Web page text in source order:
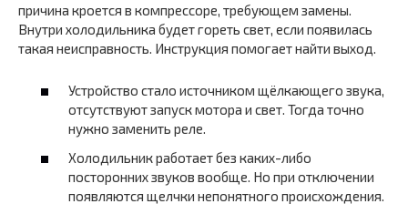
причина кроется в компрессоре, требующем замены.
Внутри холодильника будет гореть свет, если появилась
такая неисправность. Инструкция помогает найти выход.
Устройство стало источником щёлкающего звука,
отсутствуют запуск мотора и свет. Тогда точно
нужно заменить реле.
Холодильник работает без каких-либо
посторонних звуков вообще. Но при отключении
появляются щелчки непонятного происхождения.